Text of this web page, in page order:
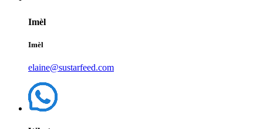
Imèl
Imèl
elaine@sustarfeed.com